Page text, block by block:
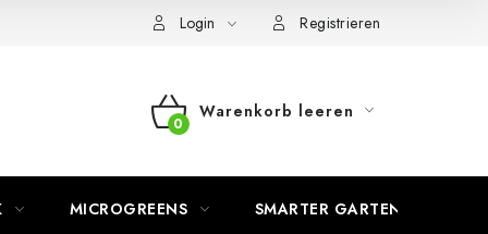
Login Registrieren
WARENKORB
Warenkorb leeren
MICROGREENS SMARTER GARTEN